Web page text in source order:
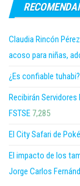
Claudia Rincón
acoso para niñas,
¿Es confiable
Recibirán
FSTSE 7,285
El City Safari de
El impacto de los
Jorge Carlos